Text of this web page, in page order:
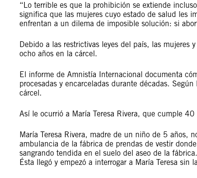
“Lo terrible es que la prohibición se extiende
significa que las mujeres cuyo estado de salud les
enfrentan a un dilema de imposible solución: si
Debido a las restrictivas leyes del país, las mujeres
ocho años en la cárcel.
El informe de Amnistía Internacional documenta
procesadas y encarceladas durante décadas.
cárcel.
Así le ocurrió a María Teresa Rivera, que cumple
María Teresa Rivera, madre de un niño de 5 años,
ambulancia de la fábrica de prendas de vestir
sangrando tendida en el suelo del aseo de la
Ésta llegó y empezó a interrogar a María Teresa sin